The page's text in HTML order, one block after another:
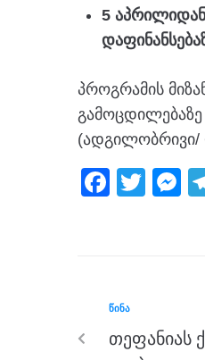
5
პროგრამის
(ადგილობრივი/
F
b
o
T
M
g
ᲬᲘᲜᲐ
თეფანიას